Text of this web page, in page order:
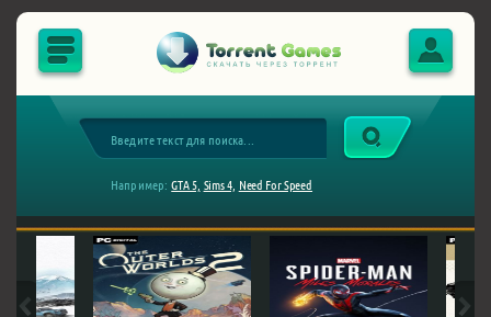
Например: GTA 5, Sims 4, Need For Speed